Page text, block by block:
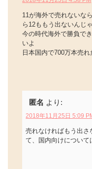
11が海外で売れないな
ら12ももう出ないんじ
今の時代海外で勝負で
いよ
日本国内で700万本売
匿名 より:
2018年11月25日 5:09
売れなければもう出さ
て、国内向けについて